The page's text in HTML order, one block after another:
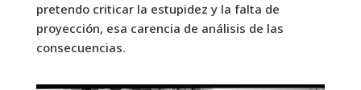
pretendo criticar la estupidez y la falta de
proyección, esa carencia de análisis de las
consecuencias.